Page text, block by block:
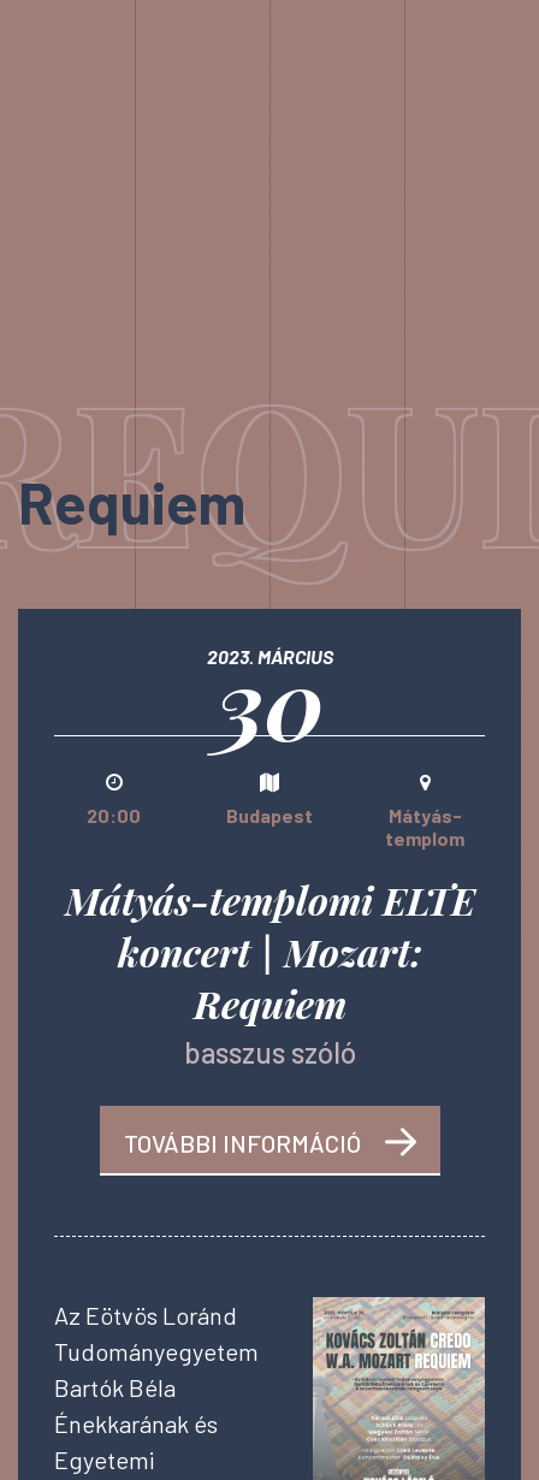
Requiem
2023. MÁRCIUS
30
20:00 Budapest
Mátyás-
templom
Mátyás-templomi ELTE
koncert | Mozart:
Requiem
basszus szóló
TOVÁBBI INFORMÁCIÓ
Az Eötvös Loránd
Tudományegyetem
Bartók Béla
Énekkarának és
Egyetemi